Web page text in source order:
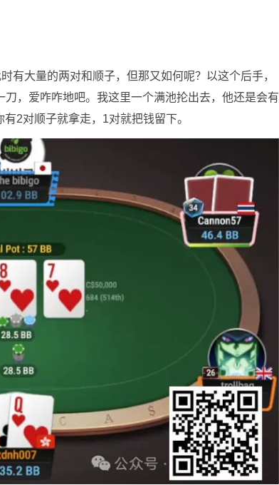
有大量的两对和顺子，但那又如何呢？以这个后手，
，爱咋咋地吧。我这里一个满池抡出去，他还是会有
2对顺子就拿走，1对就把钱留下。